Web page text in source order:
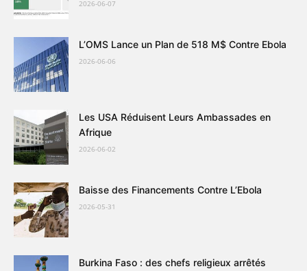
2026-06-07
L’OMS Lance un Plan de 518 M$ Contre Ebola
2026-06-06
Les USA Réduisent Leurs Ambassades en
Afrique
2026-06-02
Baisse des Financements Contre L’Ebola
2026-05-31
Burkina Faso : des chefs religieux arrêtés